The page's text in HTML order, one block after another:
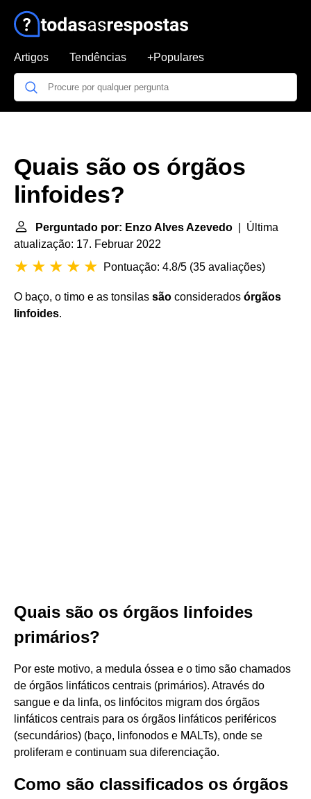
Artigos Tendências +Populares
Quais são os órgãos
linfoides?
Perguntado por: Enzo Alves Azevedo | Última
atualização: 17. Februar 2022
Pontuação: 4.8/5 (35 avaliações)
O baço, o timo e as tonsilas são considerados órgãos
linfoides.
Quais são os órgãos linfoides
primários?
Por este motivo, a medula óssea e o timo são chamados
de órgãos linfáticos centrais (primários). Através do
sangue e da linfa, os linfócitos migram dos órgãos
linfáticos centrais para os órgãos linfáticos periféricos
(secundários) (baço, linfonodos e MALTs), onde se
proliferam e continuam sua diferenciação.
Como são classificados os órgãos